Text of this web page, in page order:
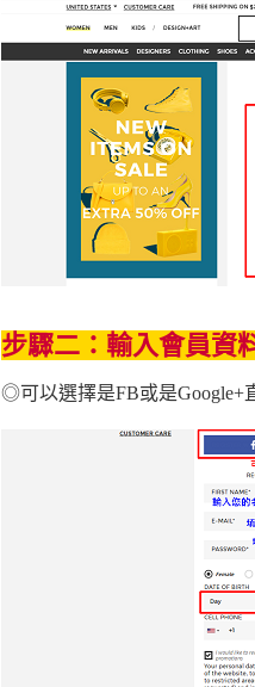
步驟二：輸入會員資
◎可以選擇是FB或是Google+